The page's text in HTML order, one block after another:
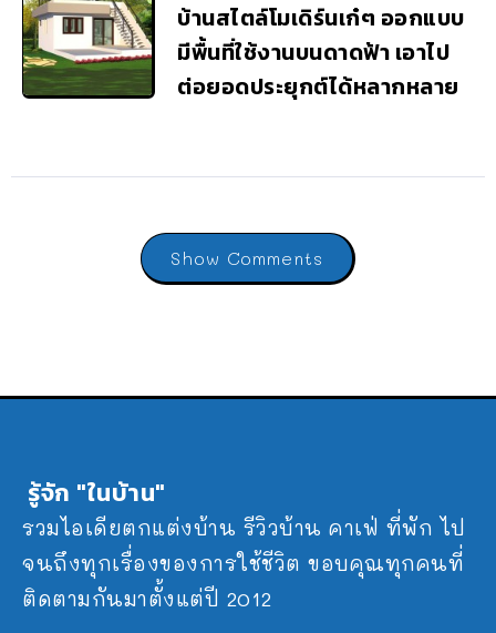
บ้านสไตล์โมเดิร์นเก๋ๆ ออกแบบ
มีพื้นที่ใช้งานบนดาดฟ้า เอาไป
ต่อยอดประยุกต์ได้หลากหลาย
Show Comments
รู้จัก "ในบ้าน"
รวมไอเดียตกแต่งบ้าน รีวิวบ้าน คาเฟ่ ที่พัก ไป
จนถึงทุกเรื่องของการใช้ชีวิต ขอบคุณทุกคนที่
ติดตามกันมาตั้งแต่ปี 2012